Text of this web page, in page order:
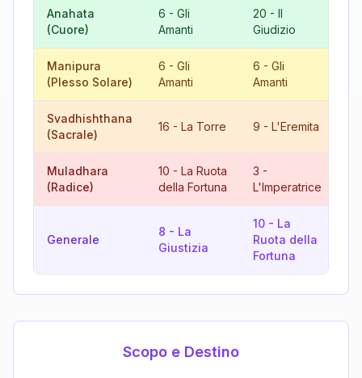
Anahata
(Cuore)
6 - Gli
Amanti
20 - Il
Giudizio
Manipura
(Plesso Solare)
6 - Gli
Amanti
6 - Gli
Amanti
Svadhishthana
(Sacrale)
16 - La Torre 9 - L'Eremita
Muladhara
(Radice)
10 - La Ruota
della Fortuna
3 -
L'Imperatrice
Generale
8 - La
Giustizia
10 - La
Ruota della
Fortuna
Scopo e Destino